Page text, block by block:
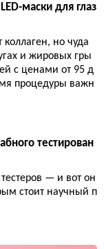
маски для глаз
коллаген, но чуда
и жировых гры
с ценами от 95 д
процедуры важн
тестирован
— и вот он
стоит научный п